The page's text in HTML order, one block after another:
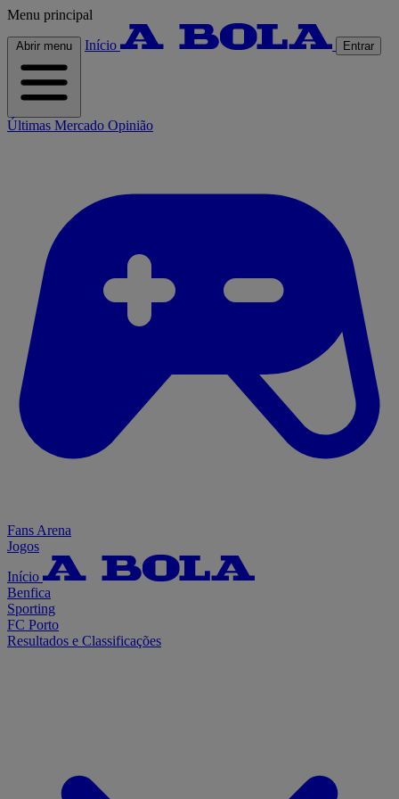
Menu principal
Abrir menu Início Entrar
Últimas Mercado Opinião
Fans Arena
Jogos
Início
Benfica
Sporting
FC Porto
Resultados e Classificações